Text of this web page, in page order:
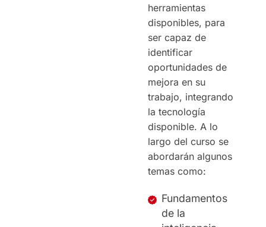
herramientas
disponibles, para
ser capaz de
identificar
oportunidades de
mejora en su
trabajo, integrando
la tecnología
disponible. A lo
largo del curso se
abordarán algunos
temas como:
Fundamentos
de la